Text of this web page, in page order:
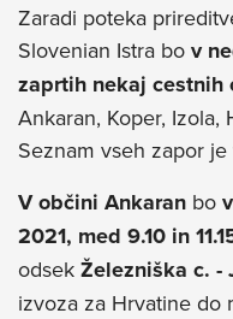
Zaradi poteka
Slovenian Istra bo v
zaprtih nekaj cestnih
Ankaran, Koper, Izola,
Seznam vseh zapor
V občini Ankaran bo
2021, med 9.10 in
odsek Železniška c. -
izvoza za Hrvatine do